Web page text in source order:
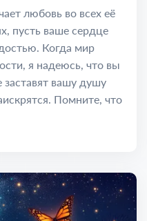
любовь во всех её
пусть ваше сердце
Когда мир
я надеюсь, что вы
вашу душу
Помните, что